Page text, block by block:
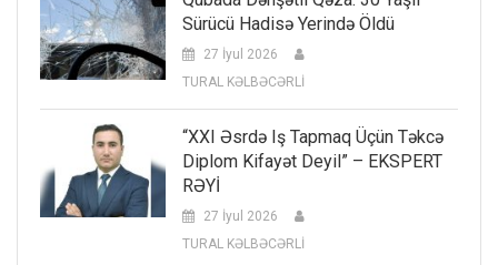
Sürücü Hadisə Yerində Öldü
27 İyul 2026
TURAL KƏLBƏCƏRLİ
“XXI Əsrdə Iş Tapmaq Üçün Təkcə
Diplom Kifayət Deyil” – EKSPERT
RƏYİ
27 İyul 2026
TURAL KƏLBƏCƏRLİ